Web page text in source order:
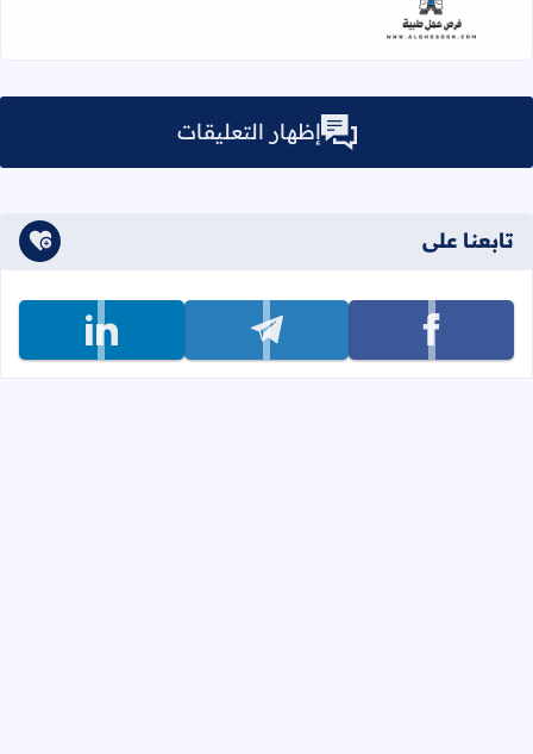
اقرأ المزيد عن وظائف طبية في مرسال mersal
إظهار التعليقات
تابعنا على
تابعنا على facebook تابعنا على telegram تابعنا على linkedin